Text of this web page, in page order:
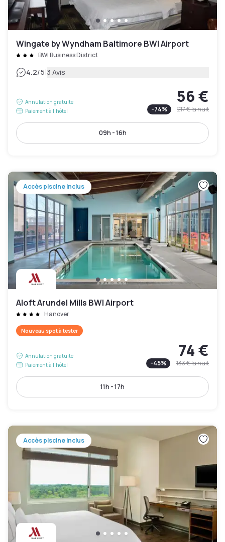
Wingate by Wyndham Baltimore BWI Airport
BWI Business District
4.2/5|3 Avis
Annulation gratuite
Paiement à l'hôtel
56 €
-74% 217 €la nuit
09h - 16h
Accès piscine inclus
Aloft Arundel Mills BWI Airport
Hanover
Nouveau spot à tester
Annulation gratuite
Paiement à l'hôtel
74 €
-45% 133 €la nuit
11h - 17h
Accès piscine inclus